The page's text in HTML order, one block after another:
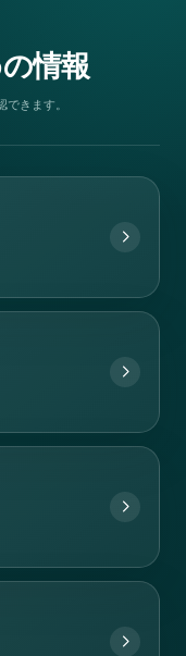
情報
きます。